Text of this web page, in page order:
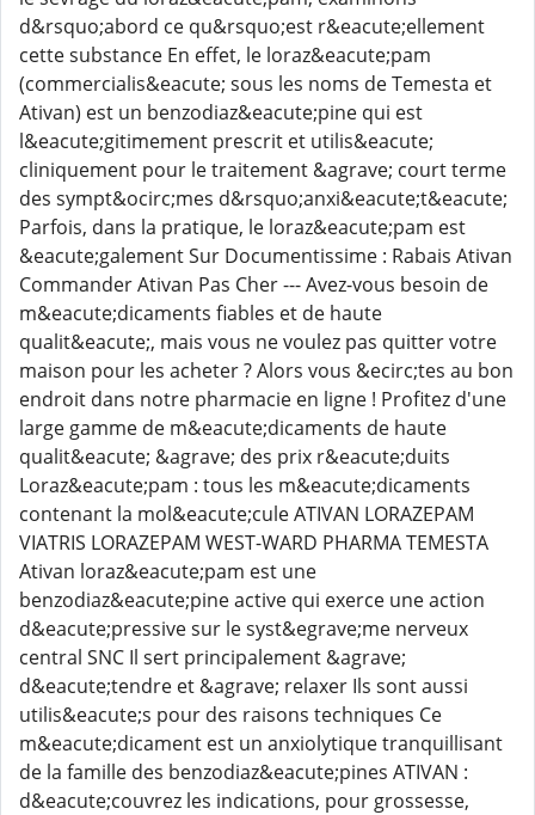
d&rsquo;abord ce qu&rsquo;est r&eacute;ellement
cette substance En effet, le loraz&eacute;pam
(commercialis&eacute; sous les noms de Temesta et
Ativan) est un benzodiaz&eacute;pine qui est
l&eacute;gitimement prescrit et utilis&eacute;
cliniquement pour le traitement &agrave; court terme
des sympt&ocirc;mes d&rsquo;anxi&eacute;t&eacute;
Parfois, dans la pratique, le loraz&eacute;pam est
&eacute;galement Sur Documentissime : Rabais Ativan
Commander Ativan Pas Cher --- Avez-vous besoin de
m&eacute;dicaments fiables et de haute
qualit&eacute;, mais vous ne voulez pas quitter votre
maison pour les acheter ? Alors vous &ecirc;tes au bon
endroit dans notre pharmacie en ligne ! Profitez d'une
large gamme de m&eacute;dicaments de haute
qualit&eacute; &agrave; des prix r&eacute;duits
Loraz&eacute;pam : tous les m&eacute;dicaments
contenant la mol&eacute;cule ATIVAN LORAZEPAM
VIATRIS LORAZEPAM WEST-WARD PHARMA TEMESTA
Ativan loraz&eacute;pam est une
benzodiaz&eacute;pine active qui exerce une action
d&eacute;pressive sur le syst&egrave;me nerveux
central SNC Il sert principalement &agrave;
d&eacute;tendre et &agrave; relaxer Ils sont aussi
utilis&eacute;s pour des raisons techniques Ce
m&eacute;dicament est un anxiolytique tranquillisant
de la famille des benzodiaz&eacute;pines ATIVAN :
d&eacute;couvrez les indications, pour grossesse,